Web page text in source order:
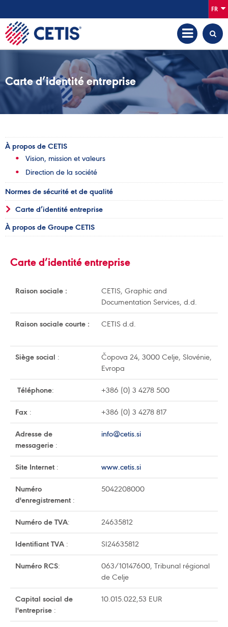
FR
Carte d’identité entreprise
À propos de CETIS
Vision, mission et valeurs
Direction de la société
Normes de sécurité et de qualité
Carte d’identité entreprise
À propos de Groupe CETIS
Carte d’identité entreprise
Raison sociale :
CETIS, Graphic and
Documentation Services, d.d.
Raison sociale courte : CETIS d.d.
Siège social :
Čopova 24, 3000 Celje, Slovénie,
Evropa
Téléphone: +386 (0) 3 4278 500
Fax : +386 (0) 3 4278 817
Adresse de
messagerie :
info@cetis.si
Site Internet : www.cetis.si
Numéro
d'enregistrement :
5042208000
Numéro de TVA: 24635812
Identifiant TVA : SI24635812
Numéro RCS:
063/10147600, Tribunal régional
de Celje
Capital social de
l'entreprise :
10.015.022,53 EUR